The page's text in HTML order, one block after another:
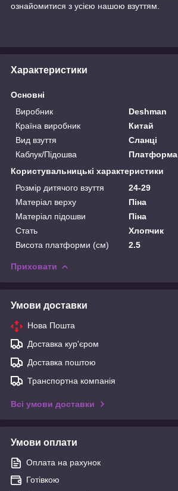
ознайомитися з усією нашою взуттям.
Характеристики
Основні
Виробник
Deshman
Країна виробник
Китай
Вид взуття
Сланці
Каблук/Підошва
Платформа
Користувальницькі характеристики
Розмір дитячого взуття
24-29
Матеріал верху
Піна
Матеріал підошви
Піна
Стать
Хлопчик
Висота платформи (см)
2.5
Приховати
Умови доставки
Нова Пошта
Доставка кур'єром
Доставка поштою
Транспортна компанія
Всі умови доставки
Умови оплати
Оплата на рахунок
Готівкою